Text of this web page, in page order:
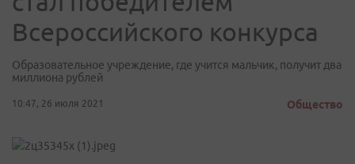
Всероссийского конкурса
Образовательное учреждение, где учится мальчик, получит два
миллиона рублей
10:47, 26 июля 2021 Общество